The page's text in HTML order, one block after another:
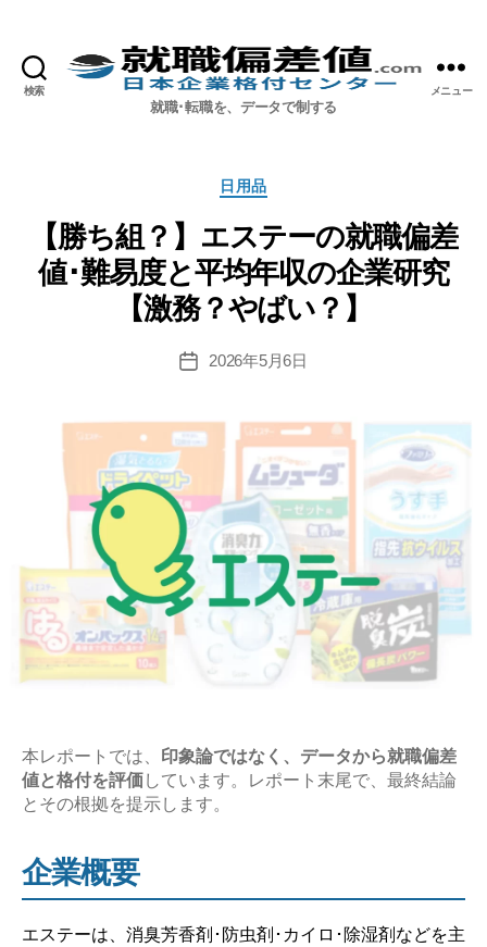
検索 就職偏差値.com【公式】
就職･転職を、データで制する
メニュー
カ
ゴ
リ
ー
日用品
【勝ち組？】エステーの就職偏差
値･難易度と平均年収の企業研究
【激務？やばい？】
投
2026年5月6日
本レポートでは、
印象論ではなく、データから就職偏差
値と格付を評価しています。レポート末尾で、最終結論
とその根拠を提示します。
企業概要
エステーは、消臭芳香剤･防虫剤･カイロ･除湿剤などを主